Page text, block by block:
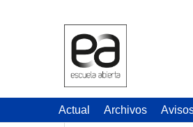
Actual Archivos